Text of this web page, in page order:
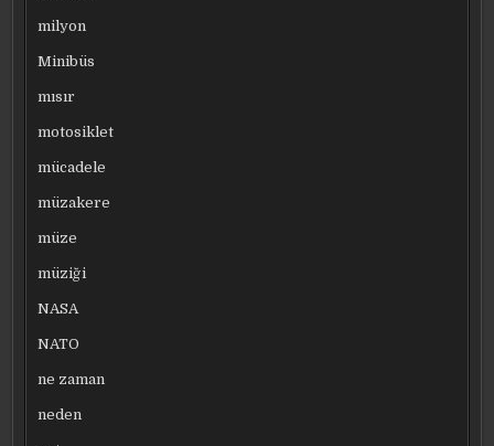
milyon
Minibüs
mısır
motosiklet
mücadele
müzakere
müze
müziği
NASA
NATO
ne zaman
neden